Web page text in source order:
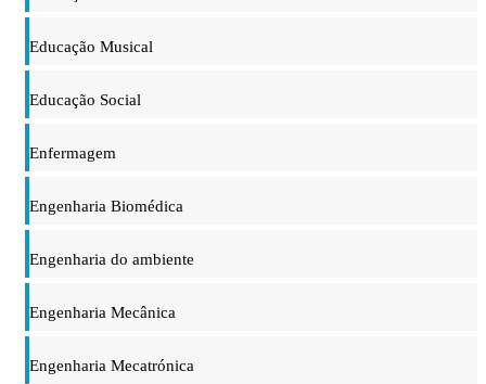
Educação Musical
Educação Social
Enfermagem
Engenharia Biomédica
Engenharia do ambiente
Engenharia Mecânica
Engenharia Mecatrónica